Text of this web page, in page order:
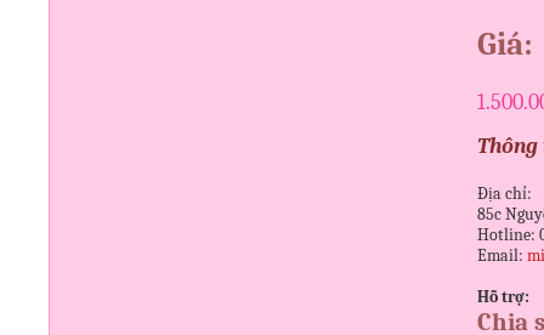
Giá:
Thông
Địa chỉ:
85c
Hotline:
Email:
Hỗ trợ:
Chia